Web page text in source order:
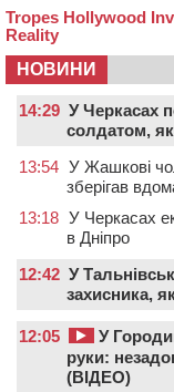
НОВИНИ
14:29 У Черкасах
солдатом,
13:54 У Жашкові
зберігав
13:18 У Черкасах
в Дніпро
12:42 У
захисника,
12:05
У
руки:
(ВІДЕО)